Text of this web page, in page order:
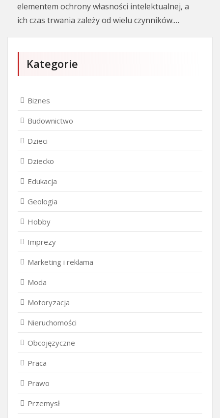
elementem ochrony własności intelektualnej, a
ich czas trwania zależy od wielu czynników.…
Kategorie
Biznes
Budownictwo
Dzieci
Dziecko
Edukacja
Geologia
Hobby
Imprezy
Marketing i reklama
Moda
Motoryzacja
Nieruchomości
Obcojęzyczne
Praca
Prawo
Przemysł